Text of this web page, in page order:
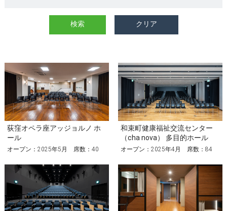
荻窪オペラ座アッジョルノ ホ
ール
オープン：2025年5月 席数：40
和束町健康福祉交流センター
（cha nova） 多目的ホール
オープン：2025年4月 席数：84